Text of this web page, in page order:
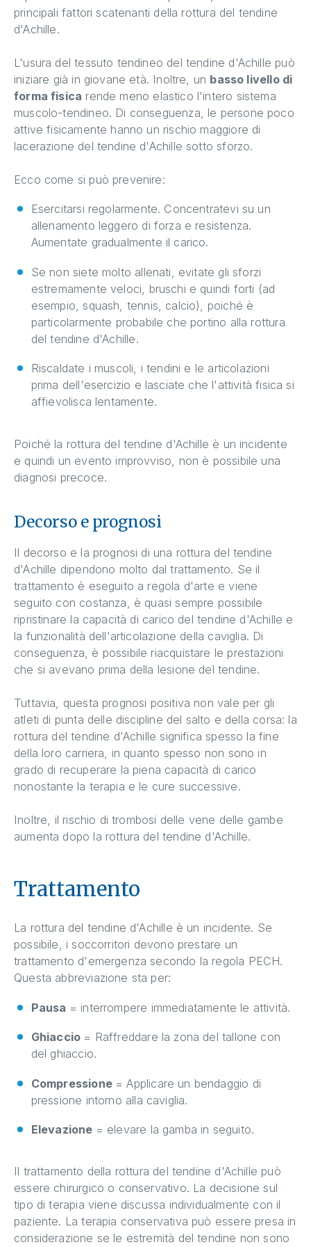
principali fattori scatenanti della rottura del tendine
d'Achille.
L'usura del tessuto tendineo del tendine d'Achille può
iniziare già in giovane età. Inoltre, un basso livello di
forma fisica rende meno elastico l'intero sistema
muscolo-tendineo. Di conseguenza, le persone poco
attive fisicamente hanno un rischio maggiore di
lacerazione del tendine d'Achille sotto sforzo.
Ecco come si può prevenire:
Esercitarsi regolarmente. Concentratevi su un
allenamento leggero di forza e resistenza.
Aumentate gradualmente il carico.
Se non siete molto allenati, evitate gli sforzi
estremamente veloci, bruschi e quindi forti (ad
esempio, squash, tennis, calcio), poiché è
particolarmente probabile che portino alla rottura
del tendine d'Achille.
Riscaldate i muscoli, i tendini e le articolazioni
prima dell'esercizio e lasciate che l'attività fisica si
affievolisca lentamente.
Poiché la rottura del tendine d'Achille è un incidente
e quindi un evento improvviso, non è possibile una
diagnosi precoce.
Decorso e prognosi
Il decorso e la prognosi di una rottura del tendine
d'Achille dipendono molto dal trattamento. Se il
trattamento è eseguito a regola d'arte e viene
seguito con costanza, è quasi sempre possibile
ripristinare la capacità di carico del tendine d'Achille e
la funzionalità dell'articolazione della caviglia. Di
conseguenza, è possibile riacquistare le prestazioni
che si avevano prima della lesione del tendine.
Tuttavia, questa prognosi positiva non vale per gli
atleti di punta delle discipline del salto e della corsa: la
rottura del tendine d'Achille significa spesso la fine
della loro carriera, in quanto spesso non sono in
grado di recuperare la piena capacità di carico
nonostante la terapia e le cure successive.
Inoltre, il rischio di trombosi delle vene delle gambe
aumenta dopo la rottura del tendine d'Achille.
Trattamento
La rottura del tendine d'Achille è un incidente. Se
possibile, i soccorritori devono prestare un
trattamento d'emergenza secondo la regola PECH.
Questa abbreviazione sta per:
Pausa = interrompere immediatamente le attività.
Ghiaccio = Raffreddare la zona del tallone con
del ghiaccio.
Compressione = Applicare un bendaggio di
pressione intorno alla caviglia.
Elevazione = elevare la gamba in seguito.
Il trattamento della rottura del tendine d'Achille può
essere chirurgico o conservativo. La decisione sul
tipo di terapia viene discussa individualmente con il
paziente. La terapia conservativa può essere presa in
considerazione se le estremità del tendine non sono